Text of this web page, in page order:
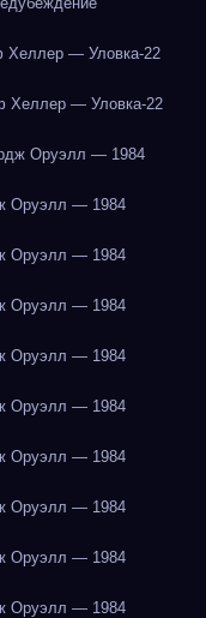
Хеллер — Уловка-22
Хеллер — Уловка-22
Оруэлл — 1984
Оруэлл — 1984
Оруэлл — 1984
Оруэлл — 1984
Оруэлл — 1984
Оруэлл — 1984
Оруэлл — 1984
Оруэлл — 1984
Оруэлл — 1984
Оруэлл — 1984